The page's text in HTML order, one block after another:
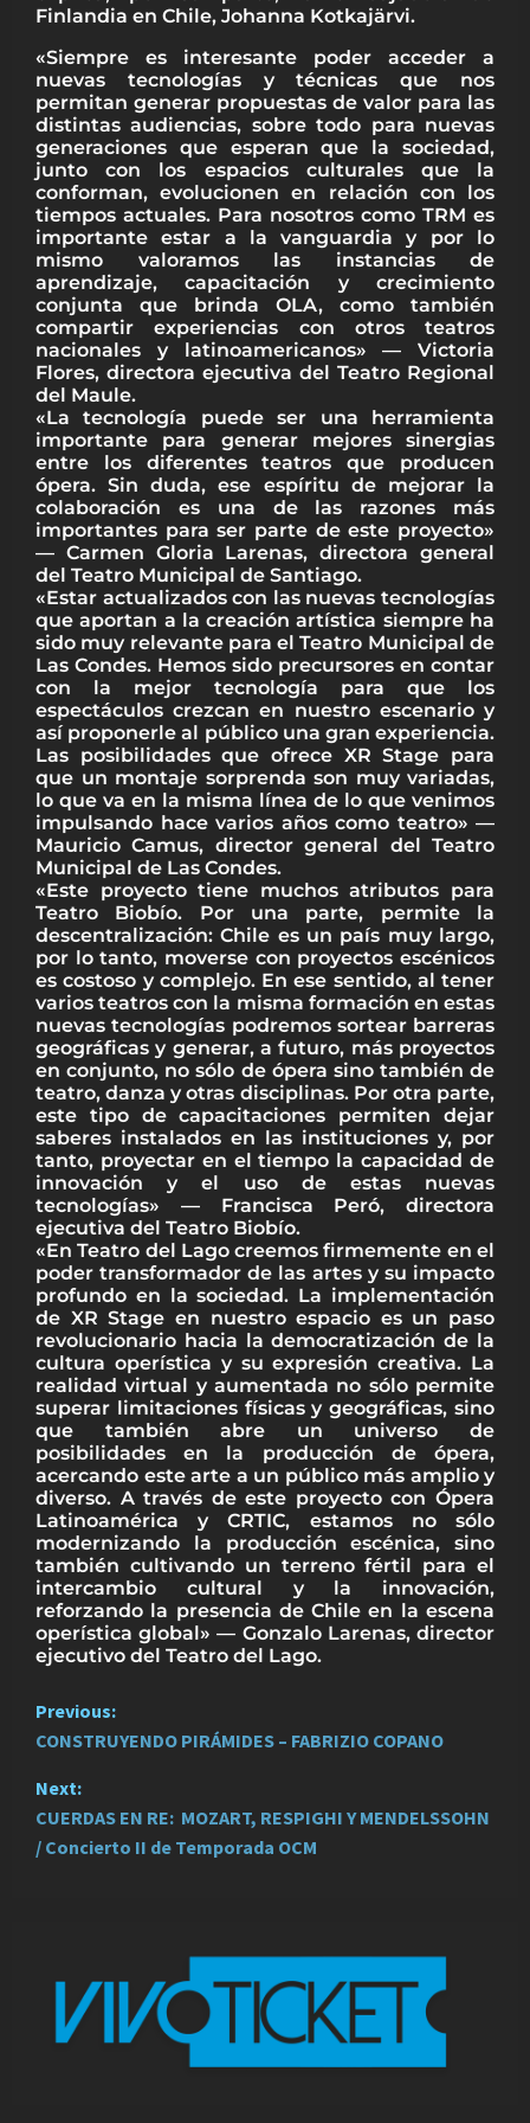
Finlandia en Chile, Johanna Kotkajärvi.
«Siempre es interesante poder acceder a
nuevas tecnologías y técnicas que nos
permitan generar propuestas de valor para las
distintas audiencias, sobre todo para nuevas
generaciones que esperan que la sociedad,
junto con los espacios culturales que la
conforman, evolucionen en relación con los
tiempos actuales. Para nosotros como TRM es
importante estar a la vanguardia y por lo
mismo valoramos las instancias de
aprendizaje, capacitación y crecimiento
conjunta que brinda OLA, como también
compartir experiencias con otros teatros
nacionales y latinoamericanos» — Victoria
Flores, directora ejecutiva del Teatro Regional
del Maule.
«La tecnología puede ser una herramienta
importante para generar mejores sinergias
entre los diferentes teatros que producen
ópera. Sin duda, ese espíritu de mejorar la
colaboración es una de las razones más
importantes para ser parte de este proyecto»
— Carmen Gloria Larenas, directora general
del Teatro Municipal de Santiago.
«Estar actualizados con las nuevas tecnologías
que aportan a la creación artística siempre ha
sido muy relevante para el Teatro Municipal de
Las Condes. Hemos sido precursores en contar
con la mejor tecnología para que los
espectáculos crezcan en nuestro escenario y
así proponerle al público una gran experiencia.
Las posibilidades que ofrece XR Stage para
que un montaje sorprenda son muy variadas,
lo que va en la misma línea de lo que venimos
impulsando hace varios años como teatro» —
Mauricio Camus, director general del Teatro
Municipal de Las Condes.
«Este proyecto tiene muchos atributos para
Teatro Biobío. Por una parte, permite la
descentralización: Chile es un país muy largo,
por lo tanto, moverse con proyectos escénicos
es costoso y complejo. En ese sentido, al tener
varios teatros con la misma formación en estas
nuevas tecnologías podremos sortear barreras
geográficas y generar, a futuro, más proyectos
en conjunto, no sólo de ópera sino también de
teatro, danza y otras disciplinas. Por otra parte,
este tipo de capacitaciones permiten dejar
saberes instalados en las instituciones y, por
tanto, proyectar en el tiempo la capacidad de
innovación y el uso de estas nuevas
tecnologías» — Francisca Peró, directora
ejecutiva del Teatro Biobío.
«En Teatro del Lago creemos firmemente en el
poder transformador de las artes y su impacto
profundo en la sociedad. La implementación
de XR Stage en nuestro espacio es un paso
revolucionario hacia la democratización de la
cultura operística y su expresión creativa. La
realidad virtual y aumentada no sólo permite
superar limitaciones físicas y geográficas, sino
que también abre un universo de
posibilidades en la producción de ópera,
acercando este arte a un público más amplio y
diverso. A través de este proyecto con Ópera
Latinoamérica y CRTIC, estamos no sólo
modernizando la producción escénica, sino
también cultivando un terreno fértil para el
intercambio cultural y la innovación,
reforzando la presencia de Chile en la escena
operística global» — Gonzalo Larenas, director
ejecutivo del Teatro del Lago.
P
o
s
t
Previous:
CONSTRUYENDO PIRÁMIDES – FABRIZIO COPANO
Next:
CUERDAS EN RE: MOZART, RESPIGHI Y MENDELSSOHN
/ Concierto II de Temporada OCM